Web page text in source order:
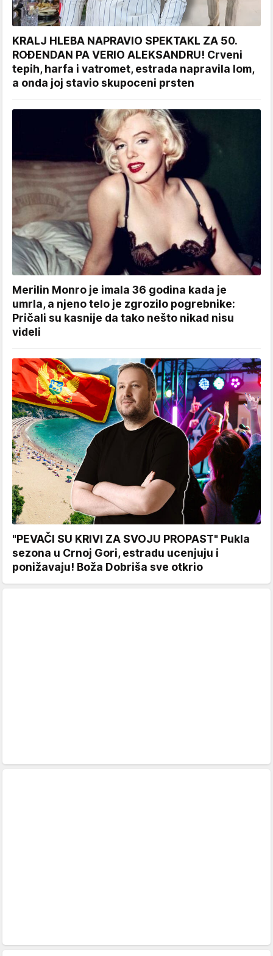
KRALJ HLEBA NAPRAVIO SPEKTAKL ZA 50.
ROĐENDAN PA VERIO ALEKSANDRU! Crveni
tepih, harfa i vatromet, estrada napravila lom,
a onda joj stavio skupoceni prsten
Merilin Monro je imala 36 godina kada je
umrla, a njeno telo je zgrozilo pogrebnike:
Pričali su kasnije da tako nešto nikad nisu
videli
"PEVAČI SU KRIVI ZA SVOJU PROPAST" Pukla
sezona u Crnoj Gori, estradu ucenjuju i
ponižavaju! Boža Dobriša sve otkrio